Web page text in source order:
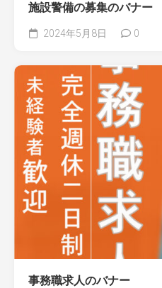
施設警備の募集のバナー
2024年5月8日 0
事務職求人のバナー